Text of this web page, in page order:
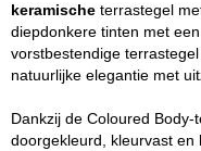
keramische terrastegel
diepdonkere tinten met
vorstbestendige
natuurlijke elegantie met
Dankzij de Coloured
doorgekleurd, kleurvast en